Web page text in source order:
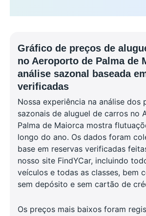
Gráfico de preços de
no Aeroporto de Palma de
análise sazonal baseada
verificadas
Nossa experiência na análise dos
sazonais de aluguel de carros no
Palma de Maiorca mostra
longo do ano. Os dados foram
base em reservas verificadas
nosso site FindYCar, incluindo
veículos e todas as classes, bem
sem depósito e sem cartão de
Os preços mais baixos foram